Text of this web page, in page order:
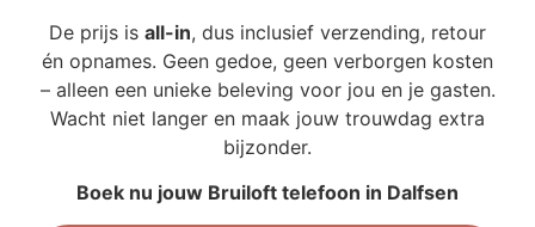
De prijs is all-in, dus inclusief verzending, retour
én opnames. Geen gedoe, geen verborgen kosten
– alleen een unieke beleving voor jou en je gasten.
Wacht niet langer en maak jouw trouwdag extra
bijzonder.
Boek nu jouw Bruiloft telefoon in Dalfsen